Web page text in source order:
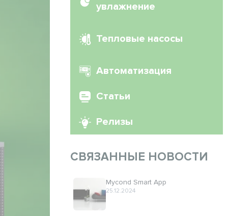
увлажнение
Тепловые насосы
Автоматизация
Статьи
Релизы
СВЯЗАННЫЕ НОВОСТИ
Mycond Smart App
25.12.2024